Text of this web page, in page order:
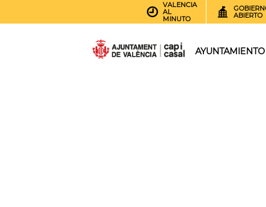
VALENCIA
AL
MINUTO
ABIERTO
AYUNTAMIENTO